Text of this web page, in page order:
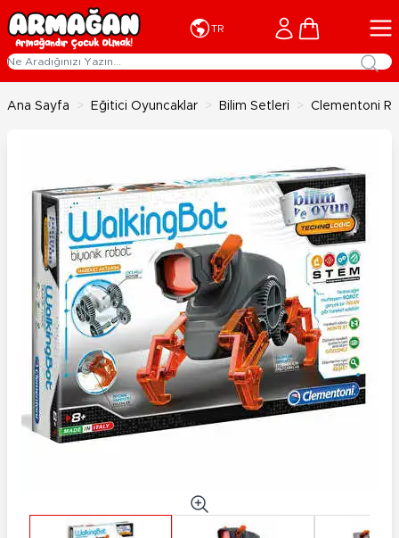
İçeriğe geç
TR Cart
Ana Sayfa > Eğitici Oyuncaklar > Bilim Setleri > Clementoni